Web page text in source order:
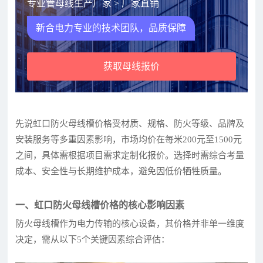
专业管母线生产厂家 > 厂家直销
新合电力专业的技术团队，品质保障
获取母线报价
先说虹口防火母线槽价格受材质、规格、防火等级、品牌及
安装服务等多重因素影响，市场均价在每米200元至1500元
之间，具体需根据项目需求定制化报价。选择时需综合考量
成本、安全性与长期维护成本，避免因低价牺牲质量。
一、虹口防火母线槽价格的核心影响因素
防火母线槽作为电力传输的核心设备，其价格并非单一维度
决定，需从以下5个关键因素综合评估：